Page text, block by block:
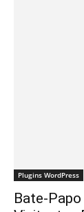
Plugins WordPress
Bate-